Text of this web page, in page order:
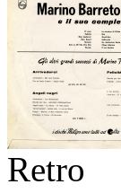
Retro